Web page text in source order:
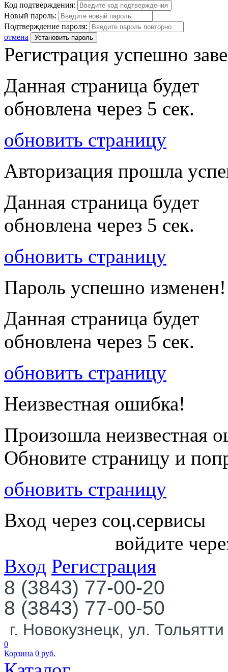
Код подтверждения:
Новый пароль:
Подтверждение пароля:
отмена
Установить пароль
Регистрация успешно
Данная страница будет
обновлена через 5 сек.
обновить страницу
Авторизация прошла
Данная страница будет
обновлена через 5 сек.
обновить страницу
Пароль успешно изменен!
Данная страница будет
обновлена через 5 сек.
обновить страницу
Неизвестная ошибка!
Произошла неизвестная
Обновите страницу и
обновить страницу
Вход через соц.сервисы
войдите
Вход Регистрация
8 (3843) 77-00-20
8 (3843) 77-00-50
г. Новокузнецк, ул.
0
Корзина 0 руб.